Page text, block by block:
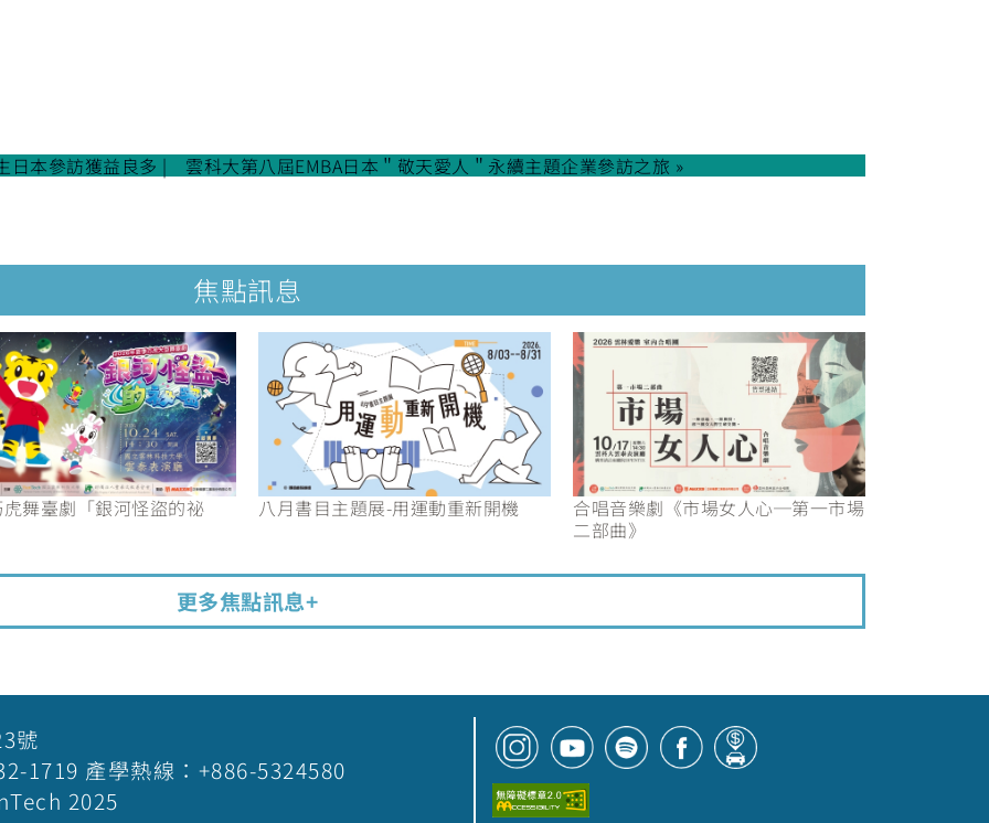
日本參訪獲益良多 雲科大第八屆EMBA日本＂敬天愛人＂永續主題企業參訪之旅 »
焦點訊息
舞臺劇「銀河怪盜的祕 八月書目主題展-用運動重新開機
合唱音樂劇《市場女人心─第一市場
二部曲》
更多焦點訊息+
號
1719 產學熱線：+886-5324580
2025